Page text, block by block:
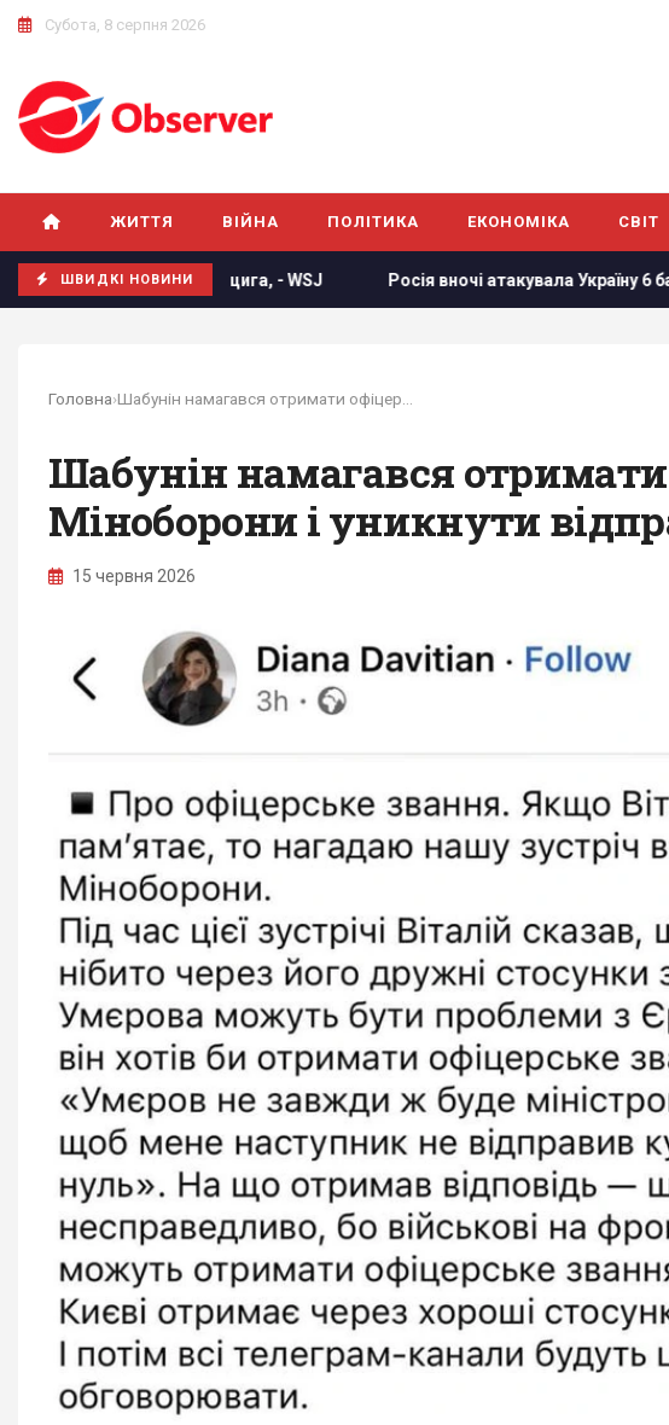
Субота, 8 серпня 2026
ЖИТТЯ ВІЙНА ПОЛІТИКА ЕКОНОМІКА СВІТ
ШВИДКІ НОВИНИ
Лейпцига, - WSJ Росія вночі атакувала Україну 6
Головна›
Шабунін намагався отримати
Міноборони і уникнути
15 червня 2026